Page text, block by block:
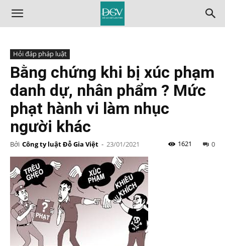
Hỏi đáp pháp luật
Bằng chứng khi bị xúc phạm
danh dự, nhân phẩm ? Mức
phạt hành vi làm nhục
người khác
Bởi Công ty luật Đỗ Gia Việt - 23/01/2021 0
1621